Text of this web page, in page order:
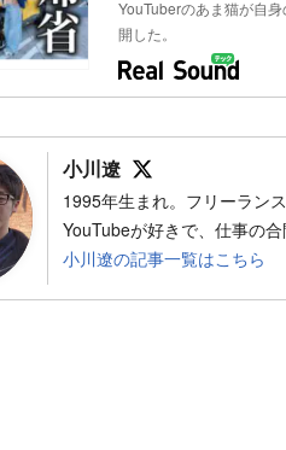
YouTuberのあま猫が自
開した。
小川遼
1995年生まれ。フリーラン
YouTubeが好きで、仕事の合
小川遼の記事一覧はこちら